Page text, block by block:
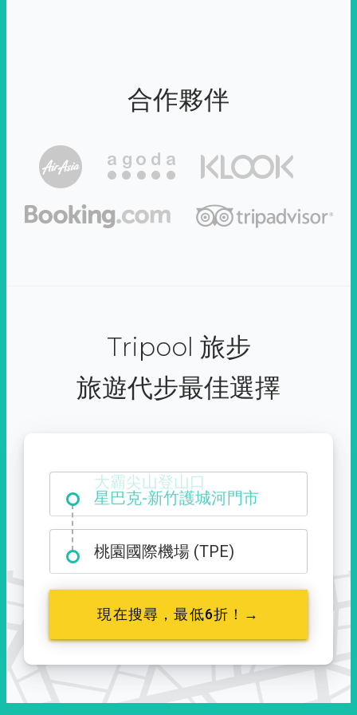
合作夥伴
Tripool 旅步
旅遊代步最佳選擇
大霸尖山登山口
桃園國際機場 (TPE)
現在搜尋，最低6折！→